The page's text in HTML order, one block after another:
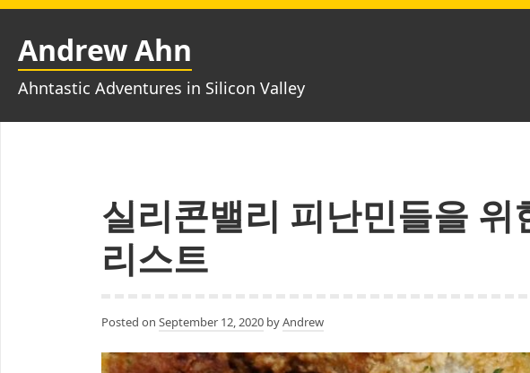
Skip
content
Andrew Ahn
Ahntastic Adventures in Silicon Valley
실리콘밸리 피난민들을 위
리스트
Posted on September 12, 2020 byAndrew